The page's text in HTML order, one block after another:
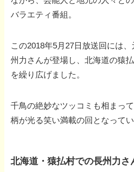
バラエティ番組。
この2018年5月27日放送回には
州力さんが登場し、北海道の猿
を繰り広げました。
千鳥の絶妙なツッコミも相まっ
柄が光る笑い満載の回となってい
北海道・猿払村での長州力さ